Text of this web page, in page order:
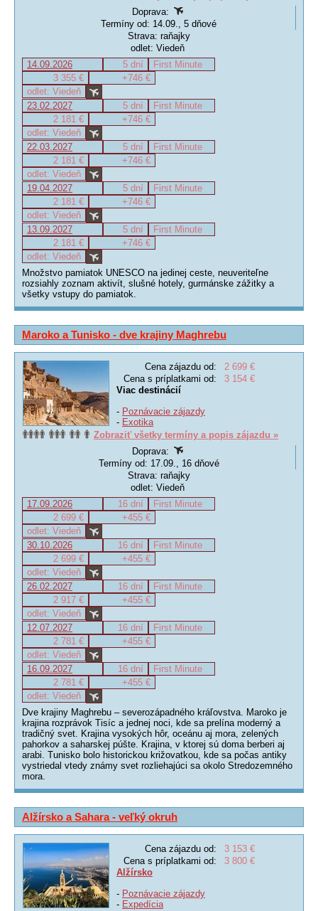
Doprava:
Termíny od: 14.09., 5 dňové
Strava: raňajky
odlet: Viedeň
14.09.2026
5 dní
First Minute
3 355 €
+746 €
odlet: Viedeň
23.02.2027
5 dní
First Minute
2 181 €
+746 €
odlet: Viedeň
22.03.2027
5 dní
First Minute
2 181 €
+746 €
odlet: Viedeň
19.04.2027
5 dní
First Minute
2 181 €
+746 €
odlet: Viedeň
13.09.2027
5 dní
First Minute
2 181 €
+746 €
odlet: Viedeň
Množstvo pamiatok UNESCO na jedinej ceste, neuveriteľne
rozsiahly zoznam aktivít, slušné hotely, gurmánske zážitky a
všetky vstupy do pamiatok.
Maroko a Tunisko - dve krajiny Maghrebu
Cena zájazdu od:
2 699 €
Cena s príplatkami od:
3 154 €
Viac destinácií
- Poznávacie zájazdy
- Exotika
Zobraziť všetky termíny a popis zájazdu »
Doprava:
Termíny od: 17.09., 16 dňové
Strava: raňajky
odlet: Viedeň
17.09.2026
16 dní
First Minute
2 699 €
+455 €
odlet: Viedeň
30.10.2026
16 dní
First Minute
2 699 €
+455 €
odlet: Viedeň
26.02.2027
16 dní
First Minute
2 917 €
+455 €
odlet: Viedeň
12.07.2027
16 dní
First Minute
2 781 €
+455 €
odlet: Viedeň
16.09.2027
16 dní
First Minute
2 781 €
+455 €
odlet: Viedeň
Dve krajiny Maghrebu – severozápadného kráľovstva. Maroko je
krajina rozprávok Tisíc a jednej noci, kde sa prelína moderný a
tradičný svet. Krajina vysokých hôr, oceánu aj mora, zelených
pahorkov a saharskej púšte. Krajina, v ktorej sú doma berberi aj
arabi. Tunisko bolo historickou križovatkou, kde sa počas antiky
vystriedal vtedy známy svet rozliehajúci sa okolo Stredozemného
mora.
Alžírsko a Sahara - veľký okruh
Cena zájazdu od:
3 153 €
Cena s príplatkami od:
3 800 €
Alžírsko
- Poznávacie zájazdy
- Expedícia